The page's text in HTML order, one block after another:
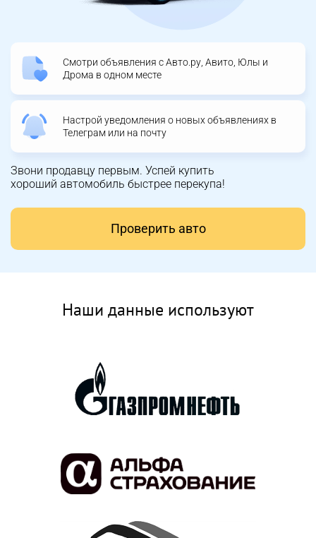
Смотри объявления с Авто.ру, Авито, Юлы и
Дрома в одном месте
Настрой уведомления о новых объявлениях в
Телеграм или на почту
Звони продавцу первым. Успей купить
хороший автомобиль быстрее перекупа!
Проверить авто
Наши данные используют